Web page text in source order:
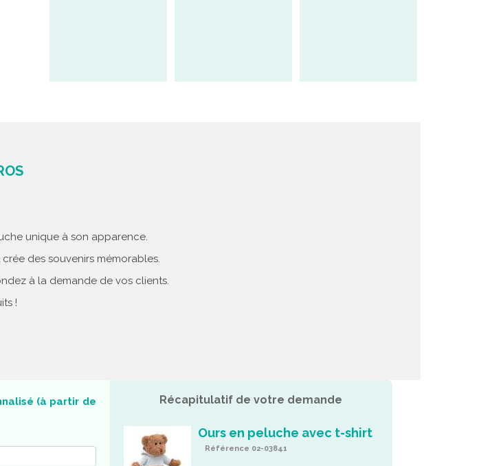
unique à son apparence.
des souvenirs mémorables.
à la demande de vos clients.
!
(à partir de
Récapitulatif de votre demande
Ours en peluche avec t-shirt
Référence 02-03841